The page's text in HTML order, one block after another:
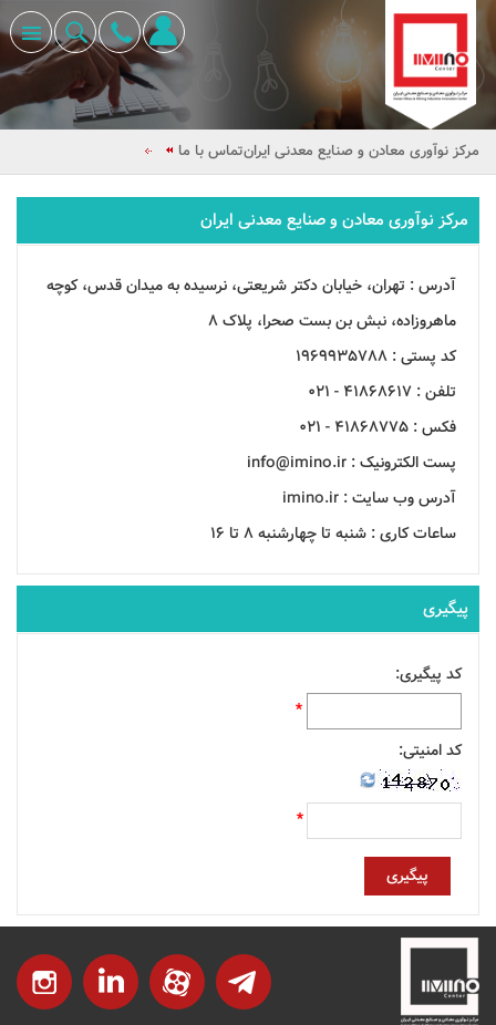
مرکز نوآوری معادن و صنایع معدنی ایرانتماس با ما
مرکز نوآوری معادن و صنایع معدنی ایران
آدرس : تهران، خیابان دکتر شریعتی، نرسیده به میدان قدس، کوچه
ماهروزاده، نبش بن بست صحرا، پلاک 8
کد پستی : 1969935788
تلفن : 41868617 - 021
فکس : 41868775 - 021
پست الکترونیک : info@imino.ir
آدرس وب سایت : imino.ir
ساعات کاری : شنبه تا چهارشنبه 8 تا 16
پیگیری
کد پیگیری:
*
کد امنیتی:
*